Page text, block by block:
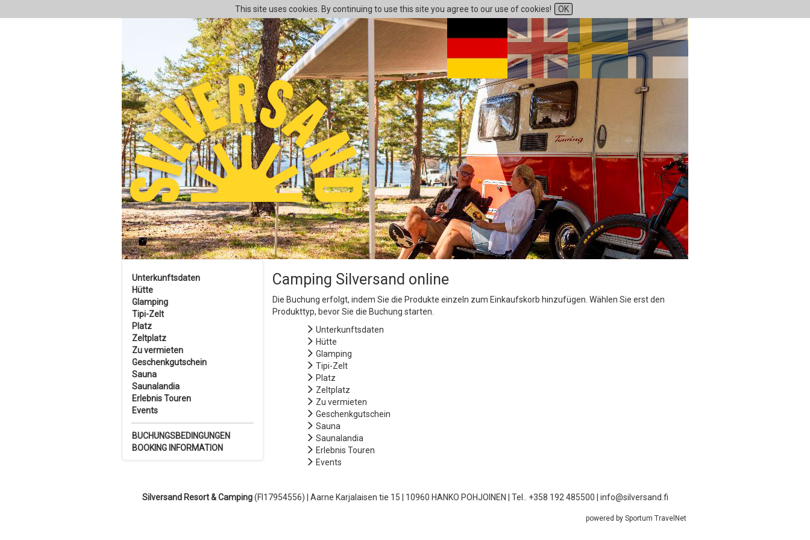
This site uses cookies. By continuing to use this site you agree to our use of cookies! OK
Unterkunftsdaten
Hütte
Glamping
Tipi-Zelt
Platz
Zeltplatz
Zu vermieten
Geschenkgutschein
Sauna
Saunalandia
Erlebnis Touren
Events
BUCHUNGSBEDINGUNGEN
BOOKING INFORMATION
Camping Silversand online
Die Buchung erfolgt, indem Sie die Produkte einzeln zum Einkaufskorb hinzufügen. Wählen Sie erst den
Produkttyp, bevor Sie die Buchung starten.
Unterkunftsdaten
Hütte
Glamping
Tipi-Zelt
Platz
Zeltplatz
Zu vermieten
Geschenkgutschein
Sauna
Saunalandia
Erlebnis Touren
Events
Silversand Resort & Camping(FI17954556) | Aarne Karjalaisen tie 15 | 10960 HANKO POHJOINEN | Tel.. +358 192 485500 | info@silversand.fi
powered by Sportum TravelNet